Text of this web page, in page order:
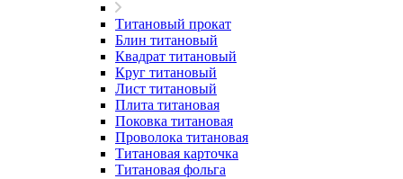
Титановый прокат
Блин титановый
Квадрат титановый
Круг титановый
Лист титановый
Плита титановая
Поковка титановая
Проволока титановая
Титановая карточка
Титановая фольга